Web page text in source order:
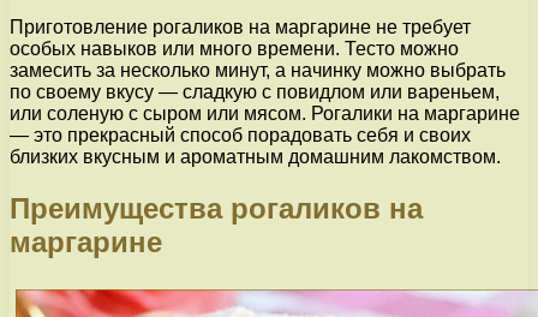
Приготовление рогаликов на маргарине не требует
особых навыков или много времени. Тесто можно
замесить за несколько минут, а начинку можно выбрать
по своему вкусу — сладкую с повидлом или вареньем,
или соленую с сыром или мясом. Рогалики на маргарине
— это прекрасный способ порадовать себя и своих
близких вкусным и ароматным домашним лакомством.
Преимущества рогаликов на
маргарине